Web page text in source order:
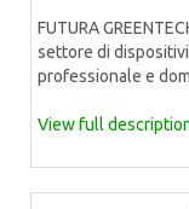
FUTURA
settore di
professionale e
View full